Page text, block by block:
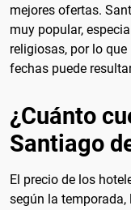
mejores ofertas.
muy popular,
religiosas, por lo
fechas puede
¿Cuánto
Santiago
El precio de los
según la